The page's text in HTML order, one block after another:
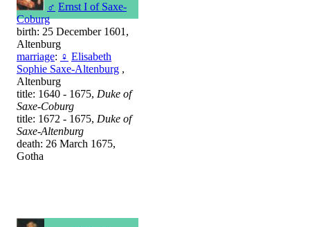
♂ Ernst I of Saxe-
Coburg
birth: 25 December 1601,
Altenburg
marriage: ♀ Elisabeth
Sophie Saxe-Altenburg ,
Altenburg
title: 1640 - 1675, Duke of
Saxe-Coburg
title: 1672 - 1675, Duke of
Saxe-Altenburg
death: 26 March 1675,
Gotha